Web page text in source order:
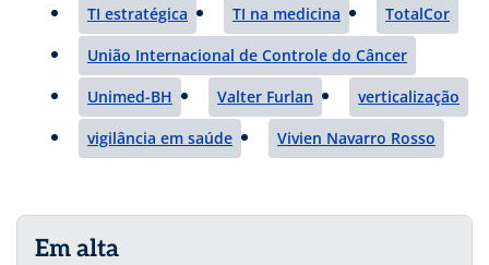
TI estratégica
TI na medicina
TotalCor
União Internacional de Controle do Câncer
Unimed-BH
Valter Furlan
verticalização
vigilância em saúde
Vivien Navarro Rosso
Em alta